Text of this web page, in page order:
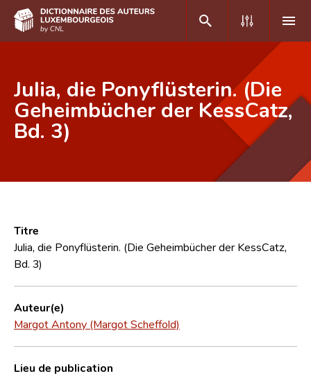
DE FR
Accueil
Recherche avancée
CNL
Équipe scientifique
Julia, die Ponyflüsterin. (Die
Geheimbücher der KessCatz,
Bd. 3)
Titre
Julia, die Ponyflüsterin. (Die Geheimbücher der KessCatz,
Bd. 3)
Auteur(e)
Margot Antony (Margot Scheffold)
Lieu de publication